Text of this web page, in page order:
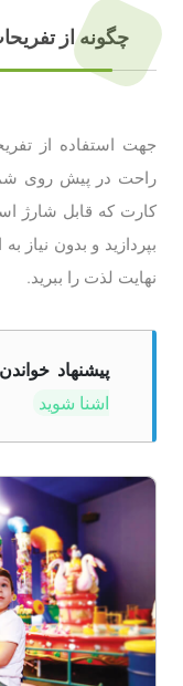
چگونه از
جهت استفاده از
راحت در پیش روی
کارت که قابل شارژ
بپردازید و بدون نیاز
نهایت لذت را ببرید.
پیشنهاد
اشنا شوید